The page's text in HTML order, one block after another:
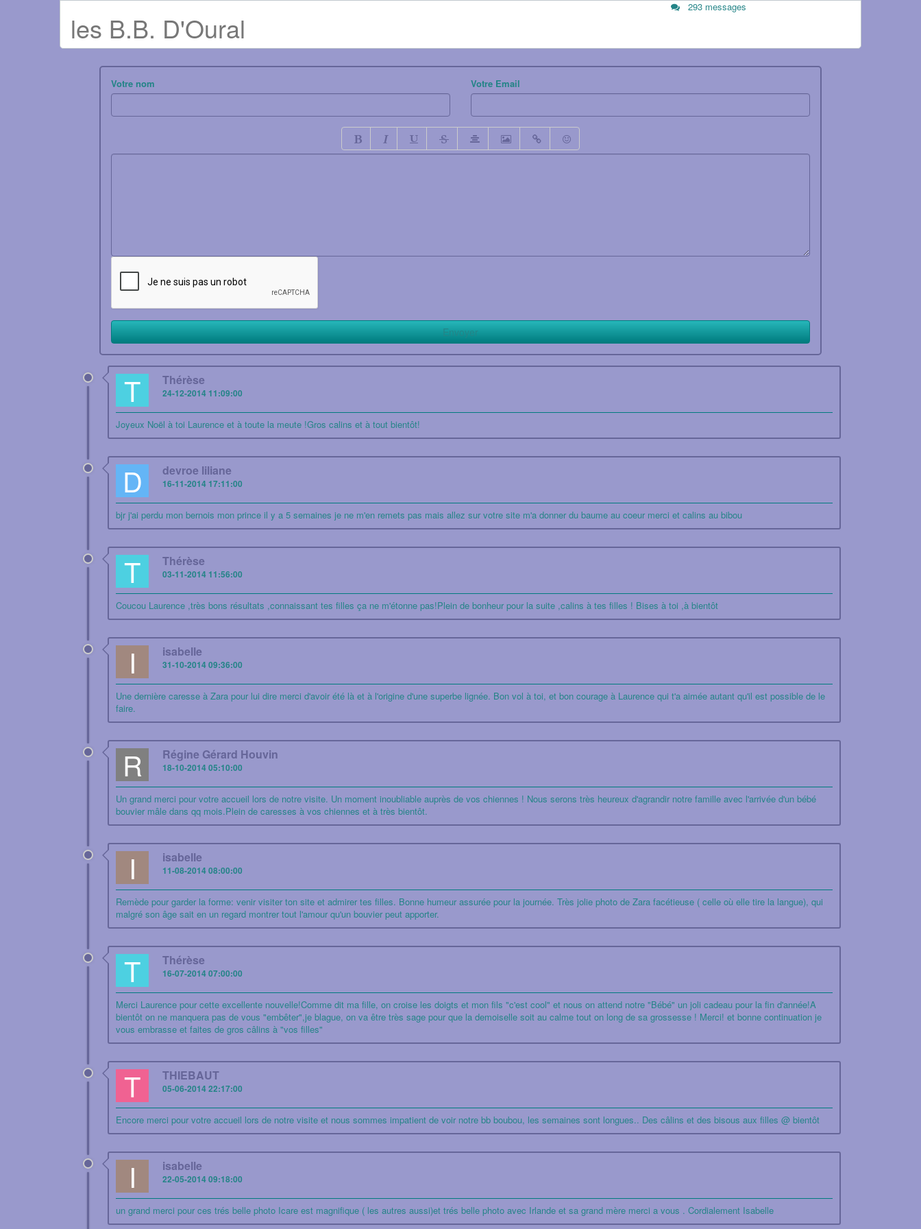
les B.B. D'Oural
293 messages
Votre nom Votre Email
T Thérèse
24-12-2014 11:09:00
Joyeux Noël à toi Laurence et à toute la meute !Gros calins et à tout bientôt!
D devroe liliane
16-11-2014 17:11:00
bjr j'ai perdu mon bernois mon prince il y a 5 semaines je ne m'en remets pas mais allez sur votre site m'a donner du baume au coeur merci et calins au bibou
T Thérèse
03-11-2014 11:56:00
Coucou Laurence ,très bons résultats ,connaissant tes filles ça ne m'étonne pas!Plein de bonheur pour la suite ,calins à tes filles ! Bises à toi ,à bientôt
I isabelle
31-10-2014 09:36:00
Une dernière caresse à Zara pour lui dire merci d'avoir été là et à l'origine d'une superbe lignée. Bon vol à toi, et bon courage à Laurence qui t'a aimée autant qu'il est possible de le
faire.
R Régine Gérard Houvin
18-10-2014 05:10:00
Un grand merci pour votre accueil lors de notre visite. Un moment inoubliable auprès de vos chiennes ! Nous serons très heureux d'agrandir notre famille avec l'arrivée d'un bébé
bouvier mâle dans qq mois.Plein de caresses à vos chiennes et à très bientôt.
I isabelle
11-08-2014 08:00:00
Remède pour garder la forme: venir visiter ton site et admirer tes filles. Bonne humeur assurée pour la journée. Très jolie photo de Zara facétieuse ( celle où elle tire la langue), qui
malgré son âge sait en un regard montrer tout l'amour qu'un bouvier peut apporter.
T Thérèse
16-07-2014 07:00:00
Merci Laurence pour cette excellente nouvelle!Comme dit ma fille, on croise les doigts et mon fils "c'est cool" et nous on attend notre "Bébé" un joli cadeau pour la fin d'année!A
bientôt on ne manquera pas de vous "embêter",je blague, on va être très sage pour que la demoiselle soit au calme tout on long de sa grossesse ! Merci! et bonne continuation je
vous embrasse et faites de gros câlins à "vos filles"
T THIEBAUT
05-06-2014 22:17:00
Encore merci pour votre accueil lors de notre visite et nous sommes impatient de voir notre bb boubou, les semaines sont longues.. Des câlins et des bisous aux filles @ bientôt
I isabelle
22-05-2014 09:18:00
un grand merci pour ces trés belle photo Icare est magnifique ( les autres aussi)et trés belle photo avec Irlande et sa grand mère merci a vous . Cordialement Isabelle